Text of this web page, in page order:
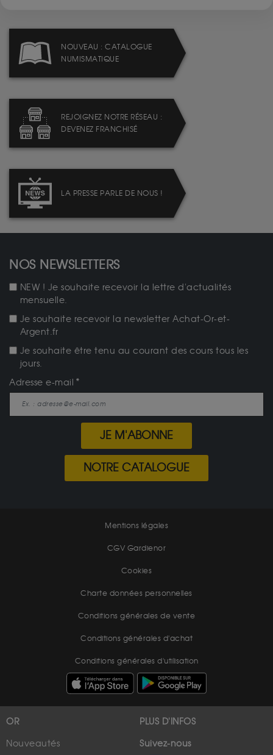
NOUVEAU : CATALOGUE
NUMISMATIQUE
REJOIGNEZ NOTRE RÉSEAU :
DEVENEZ FRANCHISÉ
LA PRESSE PARLE DE NOUS !
NOS NEWSLETTERS
NEW ! Je souhaite recevoir la lettre d'actualités
mensuelle.
Je souhaite recevoir la newsletter Achat-Or-et-
Argent.fr
Je souhaite être tenu au courant des cours tous les
jours.
Adresse e-mail
JE M'ABONNE
NOTRE CATALOGUE
Mentions légales
CGV Gardienor
Cookies
Charte données personnelles
Conditions générales de vente
Conditions générales d'achat
Conditions générales d'utilisation
OR
Nouveautés
PLUS D'INFOS
Suivez-nous